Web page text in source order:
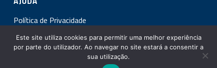
Política de Privacidade
INSCREVA-SE NA NOSSA NEWSLETTER!
Este site utiliza cookies para permitir uma melhor experiência
por parte do utilizador. Ao navegar no site estará a consentir a
sua utilização.